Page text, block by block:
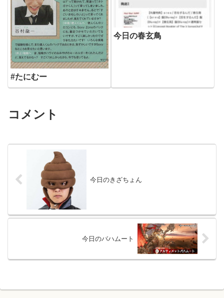
#たにむー
今日の春玄鳥
コメント
今日のきざちょん
今日のバハムート